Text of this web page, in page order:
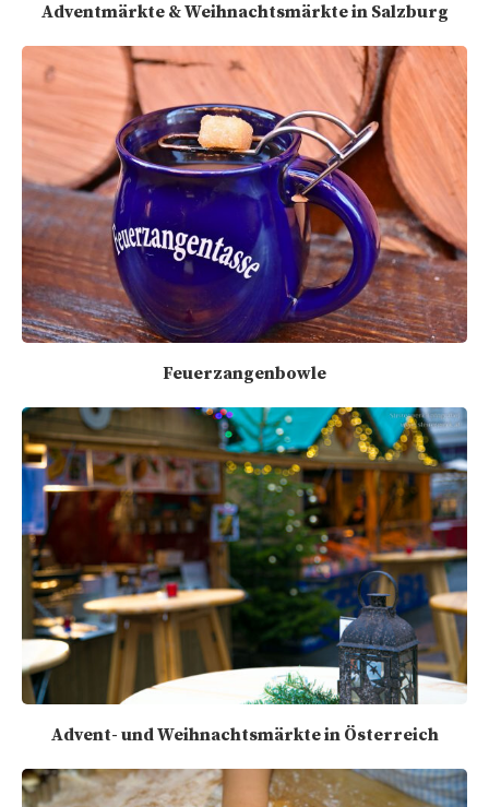
Adventmärkte & Weihnachtsmärkte in Salzburg
Feuerzangenbowle
Advent- und Weihnachtsmärkte in Österreich